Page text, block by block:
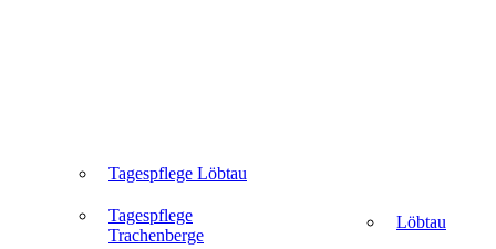
Tagespflege Löbtau
Tagespflege
Trachenberge
Löbtau